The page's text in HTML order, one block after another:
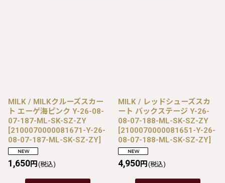
MILK / MILKクルーズスカー
ト エーゲ海ピンク Y-26-08-
07-187-ML-SK-SZ-ZY
[2100070000081671-Y-26-
08-07-187-ML-SK-SZ-ZY]
1,650円 (税込)
MILK / レッドシューズスカ
ート バックステージ Y-26-
08-07-188-ML-SK-SZ-ZY
[2100070000081651-Y-26-
08-07-188-ML-SK-SZ-ZY]
4,950円 (税込)